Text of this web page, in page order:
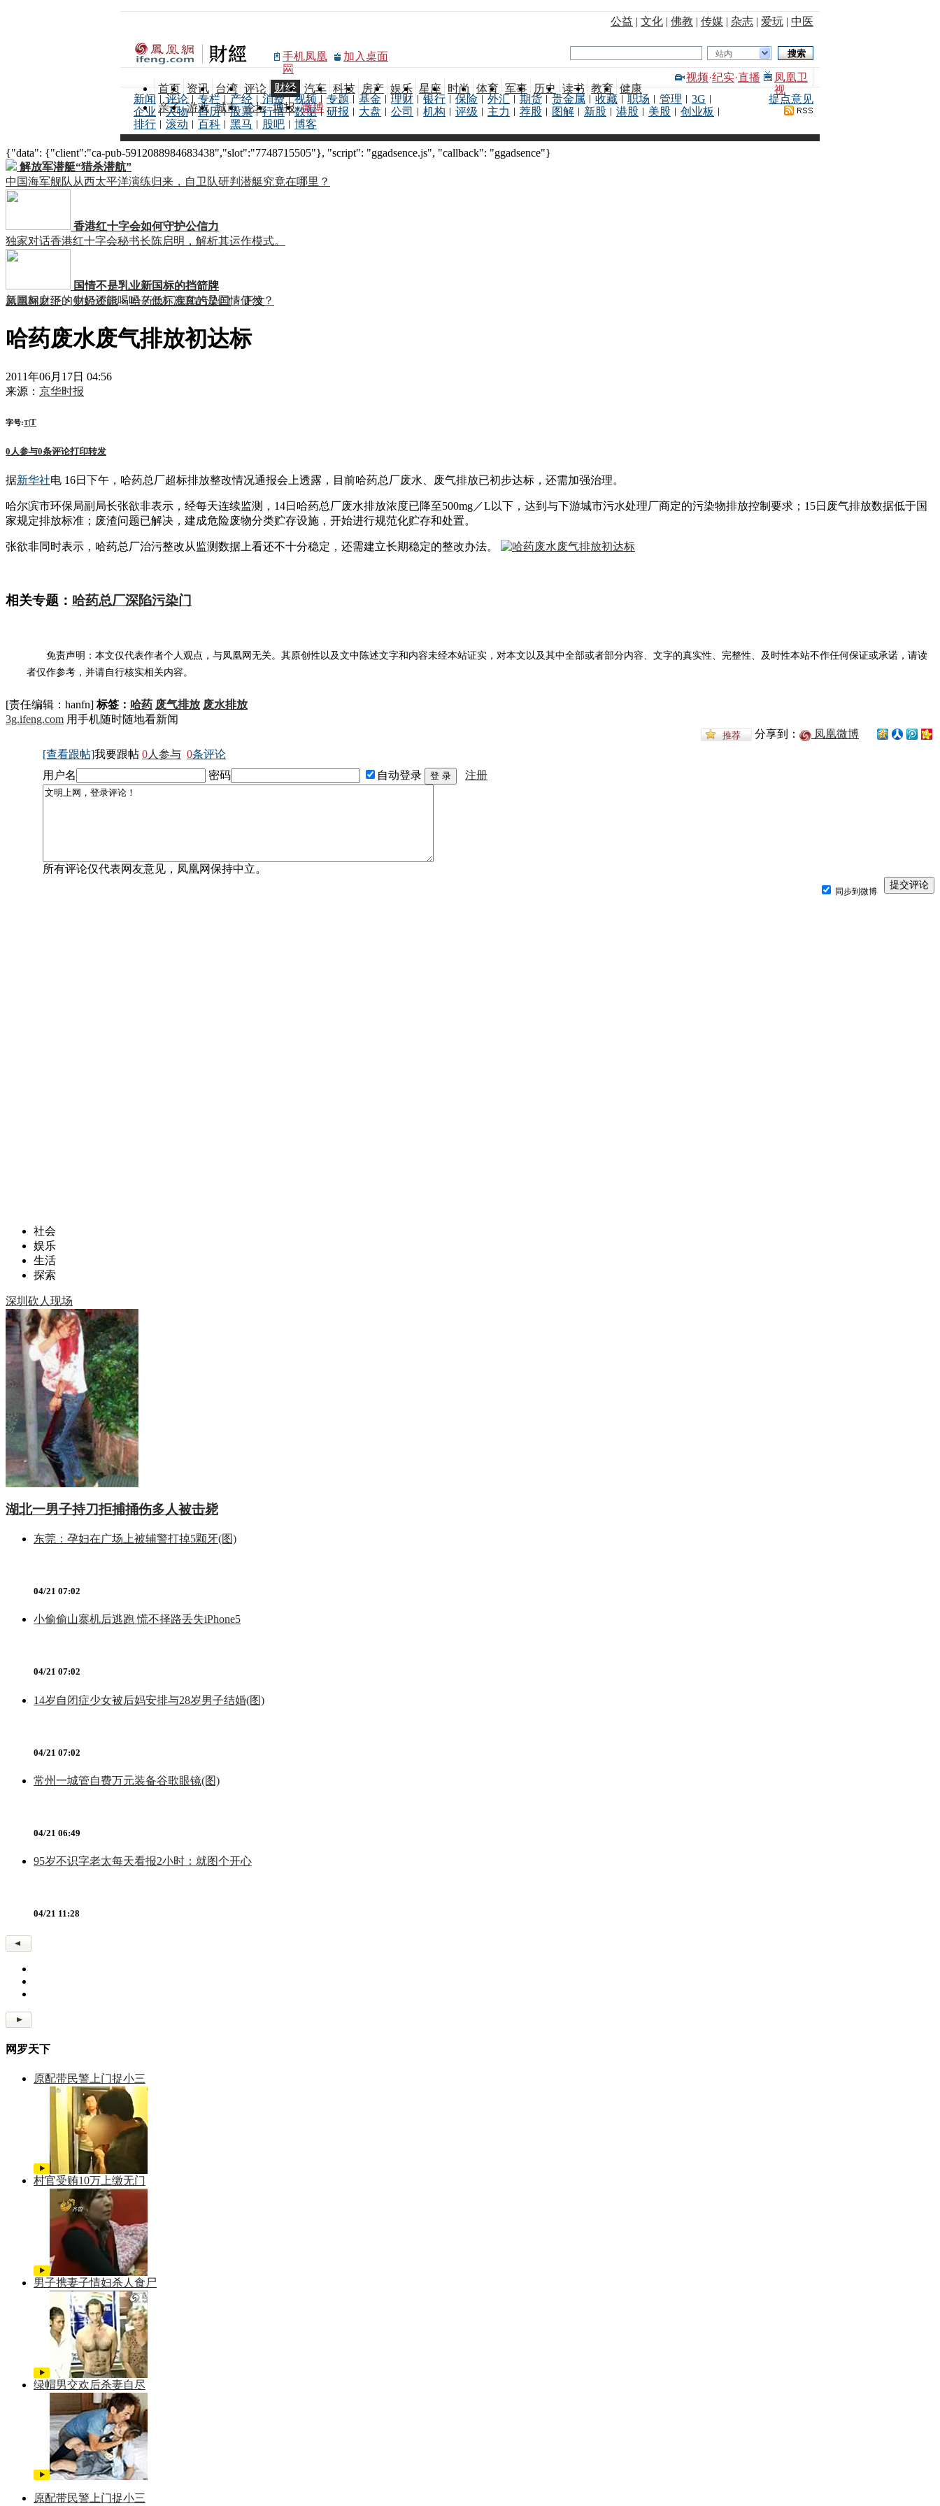
公益 | 文化 | 佛教 | 传媒 | 杂志 | 爱玩 | 中医
手机凤凰
网
加入桌面 站内
首页 资讯 台湾 评论 财经 汽车 科技 房产 娱乐 星座 时尚 体育 军事 历史 读书 教育 健康
亲子 游戏 城市 论坛 博报 微博
视频·纪实·直播
凤凰卫
视
新闻 评论 专栏 产经 消费 视频 专题 基金 理财 银行 保险 外汇 期货 贵金属 收藏 职场 管理
3G
企业
人物 日历 股票 行情 数据 研报 大盘 公司 机构 评级 主力 荐股 图解 新股 港股 美股
创业板
排行
滚动 百科 黑马 股吧 博客
提点意见
{"data": {"client":"ca-pub-5912088984683438","slot":"7748715505"}, "script": "ggadsence.js", "callback": "ggadsence"}
解放军潜艇“猎杀潜航”
中国海军舰队从西太平洋演练归来，自卫队研判潜艇究竟在哪里？
香港红十字会如何守护公信力
独家对话香港红十字会秘书长陈启明，解析其运作模式。
国情不是乳业新国标的挡箭牌
新国标之下的牛奶还能喝吗？低标准真的是国情使然？
凤凰网财经>财经资讯>哈药总厂深陷污染门> 正文
哈药废水废气排放初达标
2011年06月17日 04:56
来源： 京华时报
字号:T|T
0 人参与0条评论打印转发
据新华社电 16日下午，哈药总厂超标排放整改情况通报会上透露，目前哈药总厂废水、废气排放已初步达标，还需加强治理。
哈尔滨市环保局副局长张欲非表示，经每天连续监测，14日哈药总厂废水排放浓度已降至500mg／L以下，达到与下游城市污水处理厂商定的污染物排放控制要求；15日废气排放数据低于国
家规定排放标准；废渣问题已解决，建成危险废物分类贮存设施，开始进行规范化贮存和处置。
张欲非同时表示，哈药总厂治污整改从监测数据上看还不十分稳定，还需建立长期稳定的整改办法。
相关专题： 哈药总厂深陷污染门
免责声明：本文仅代表作者个人观点，与凤凰网无关。其原创性以及文中陈述文字和内容未经本站证实，对本文以及其中全部或者部分内容、文字的真实性、完整性、及时性本站不作任何保证或承诺，请读
者仅作参考，并请自行核实相关内容。
[责任编辑：hanfn] 标签： 哈药 废气排放 废水排放
3g.ifeng.com 用手机随时随地看新闻
分享到：
凤凰微博
[查看跟帖]我要跟帖 0人参与 0条评论
用户名
密码 自动登录 注册
所有评论仅代表网友意见，凤凰网保持中立。
同步到微博
社会
娱乐
生活
探索
深圳砍人现场
湖北一男子持刀拒捕捅伤多人被击毙
东莞：孕妇在广场上被辅警打掉5颗牙(图)
04/21 07:02
小偷偷山寨机后逃跑 慌不择路丢失iPhone5
04/21 07:02
14岁自闭症少女被后妈安排与28岁男子结婚(图)
04/21 07:02
常州一城管自费万元装备谷歌眼镜(图)
04/21 06:49
95岁不识字老太每天看报2小时：就图个开心
04/21 11:28
网罗天下
原配带民警上门捉小三
村官受贿10万上缴无门
男子携妻子情妇杀人食尸
绿帽男交欢后杀妻自尽
原配带民警上门捉小三